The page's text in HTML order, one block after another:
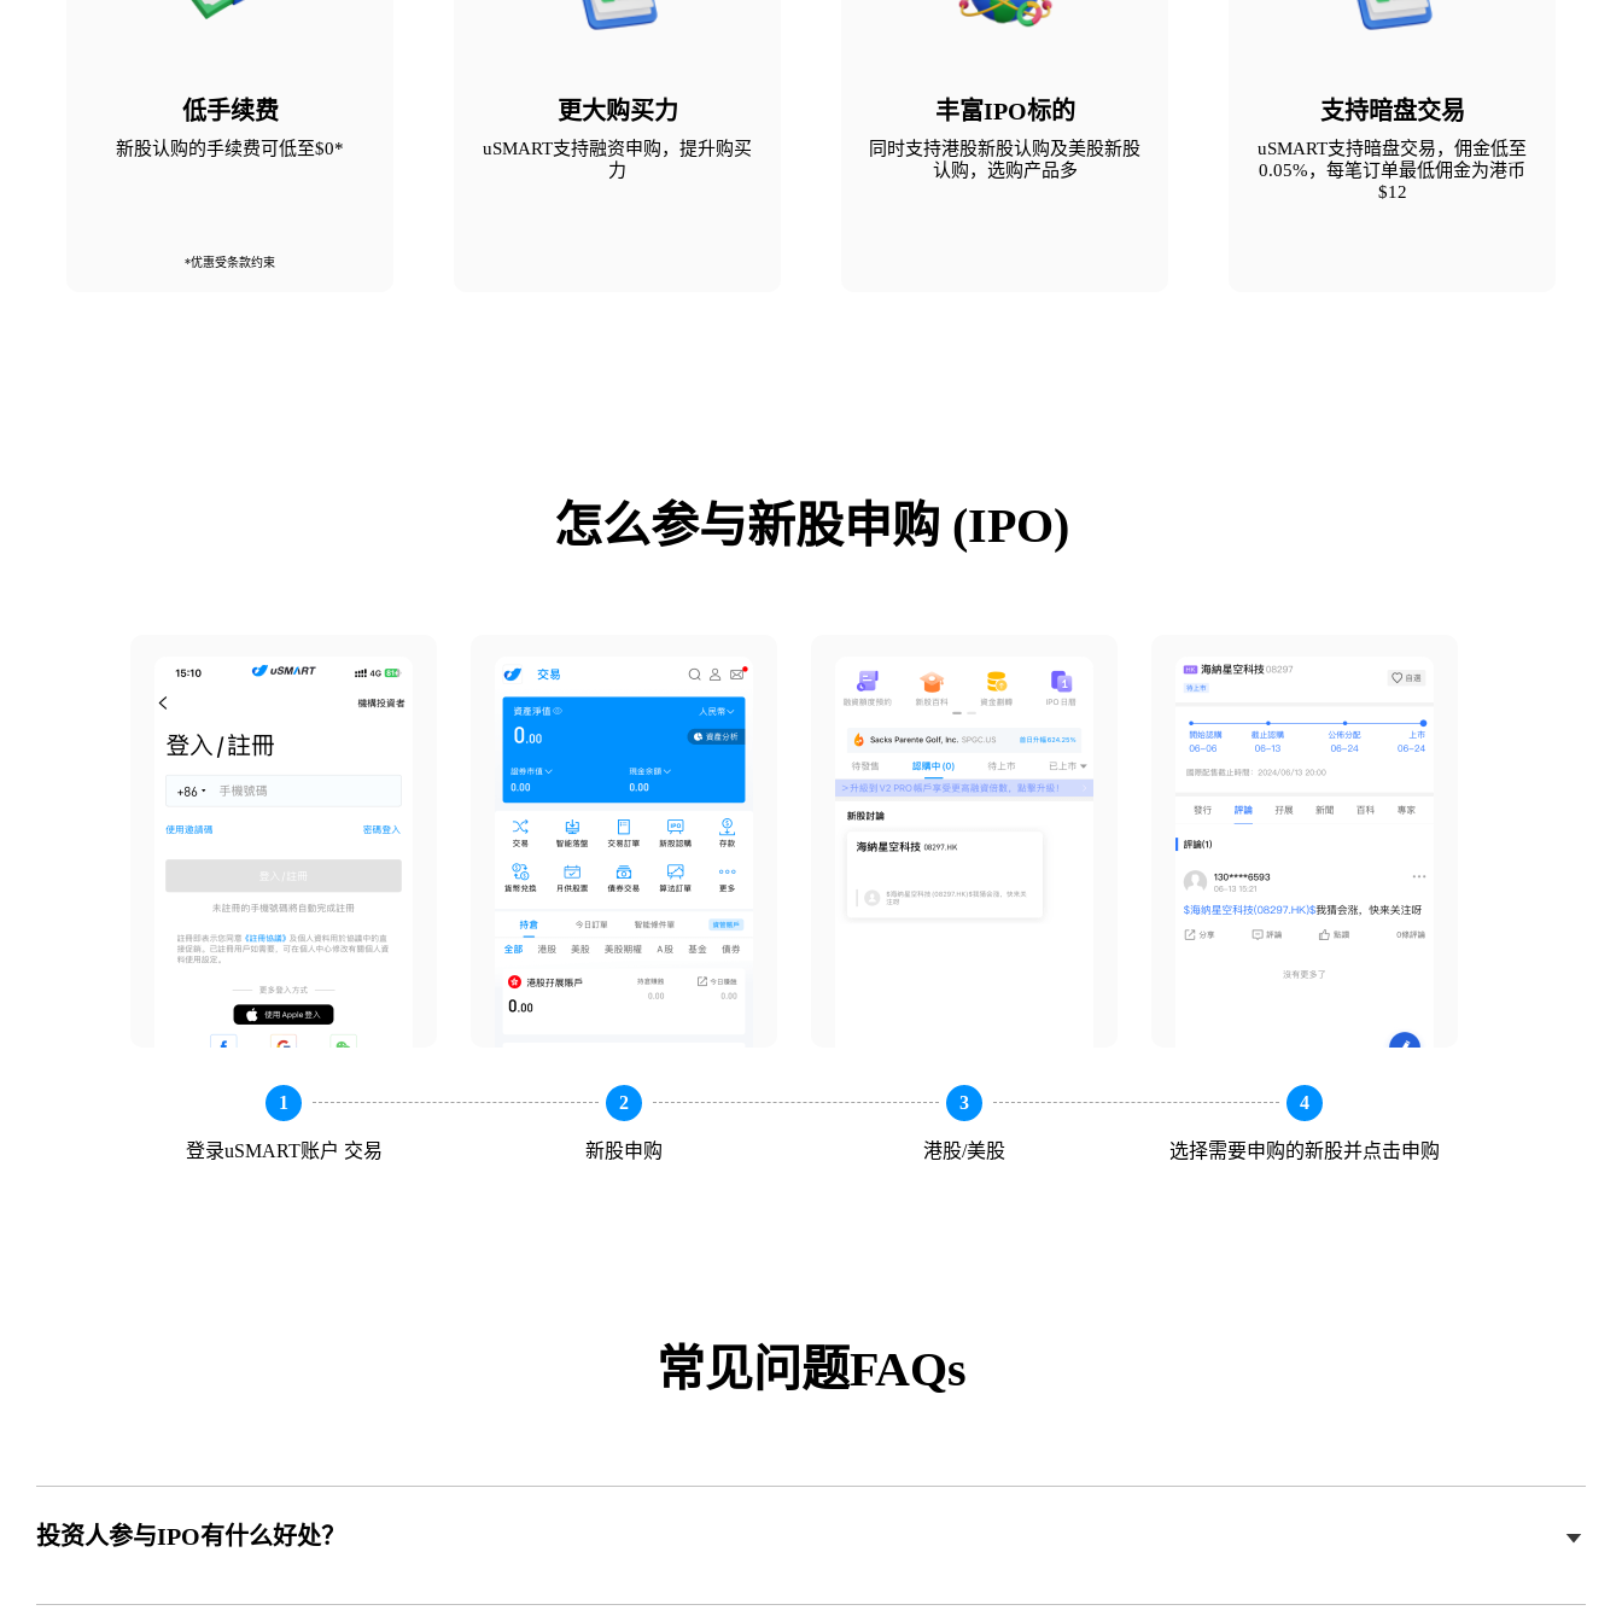
低手续费
新股认购的手续费可低至$0*
*优惠受条款约束
更大购买力
uSMART支持融资申购，提升购买
力
丰富IPO标的
同时支持港股新股认购及美股新股
认购，选购产品多
支持暗盘交易
uSMART支持暗盘交易，佣金低至
0.05%，每笔订单最低佣金为港币
$12
怎么参与新股申购 (IPO)
1 2 3 4
登录uSMART账户 交易 新股申购 港股/美股 选择需要申购的新股并点击申购
常见问题FAQs
投资人参与IPO有什么好处？